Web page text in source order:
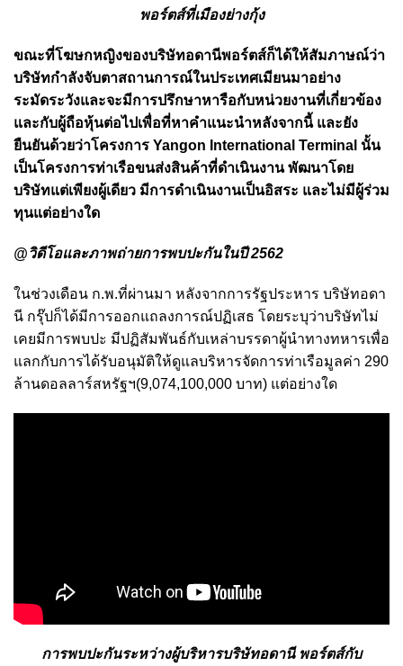
พอร์ตส์ที่เมืองย่างกุ้ง
ขณะที่โฆษกหญิงของบริษัทอดานีพอร์ตส์ก็ได้ให้สัมภาษณ์ว่า
บริษัทกำลังจับตาสถานการณ์ในประเทศเมียนมาอย่าง
ระมัดระวังและจะมีการปรึกษาหารือกับหน่วยงานที่เกี่ยวข้อง
และกับผู้ถือหุ้นต่อไปเพื่อที่หาคำแนะนำหลังจากนี้ และยัง
ยืนยันด้วยว่าโครงการ Yangon International Terminal นั้น
เป็นโครงการท่าเรือขนส่งสินค้าที่ดำเนินงาน พัฒนาโดย
บริษัทแต่เพียงผู้เดียว มีการดำเนินงานเป็นอิสระ และไม่มีผู้ร่วม
ทุนแต่อย่างใด
@วิดีโอและภาพถ่ายการพบปะกันในปี 2562
ในช่วงเดือน ก.พ.ที่ผ่านมา หลังจากการรัฐประหาร บริษัทอดา
นี กรุ๊ปก็ได้มีการออกแถลงการณ์ปฏิเสธ โดยระบุว่าบริษัทไม่
เคยมีการพบปะ มีปฏิสัมพันธ์กับเหล่าบรรดาผู้นำทางทหารเพื่อ
แลกกับการได้รับอนุมัติให้ดูแลบริหารจัดการท่าเรือมูลค่า 290
ล้านดอลลาร์สหรัฐฯ(9,074,100,000 บาท) แต่อย่างใด
การพบปะกันระหว่างผู้บริหารบริษัทอดานี พอร์ตส์กับ